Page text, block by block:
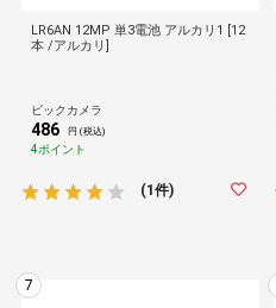
LR6AN 12MP 単3電池 アルカリ1 [12
本 /アルカリ]
ビックカメラ
486 円 (税込)
4ポイント
(1件)
7